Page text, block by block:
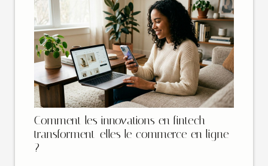
Comment les innovations en fintech
transforment-elles le commerce en ligne
?